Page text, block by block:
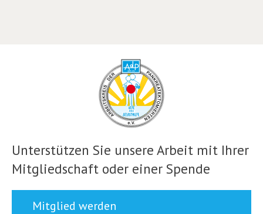
Unterstützen Sie unsere Arbeit mit Ihrer
Mitgliedschaft oder einer Spende
Mitglied werden